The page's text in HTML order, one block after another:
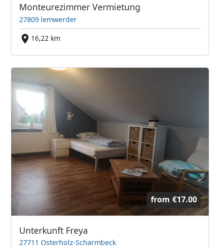
Monteurezimmer Vermietung
27809 lemwerder
16,22 km
from €17.00
Unterkunft Freya
27711 Osterholz-Scharmbeck